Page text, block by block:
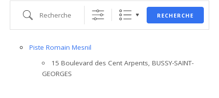
RECHERCHE
Piste Romain Mesnil
15 Boulevard des Cent Arpents, BUSSY-SAINT-
GEORGES